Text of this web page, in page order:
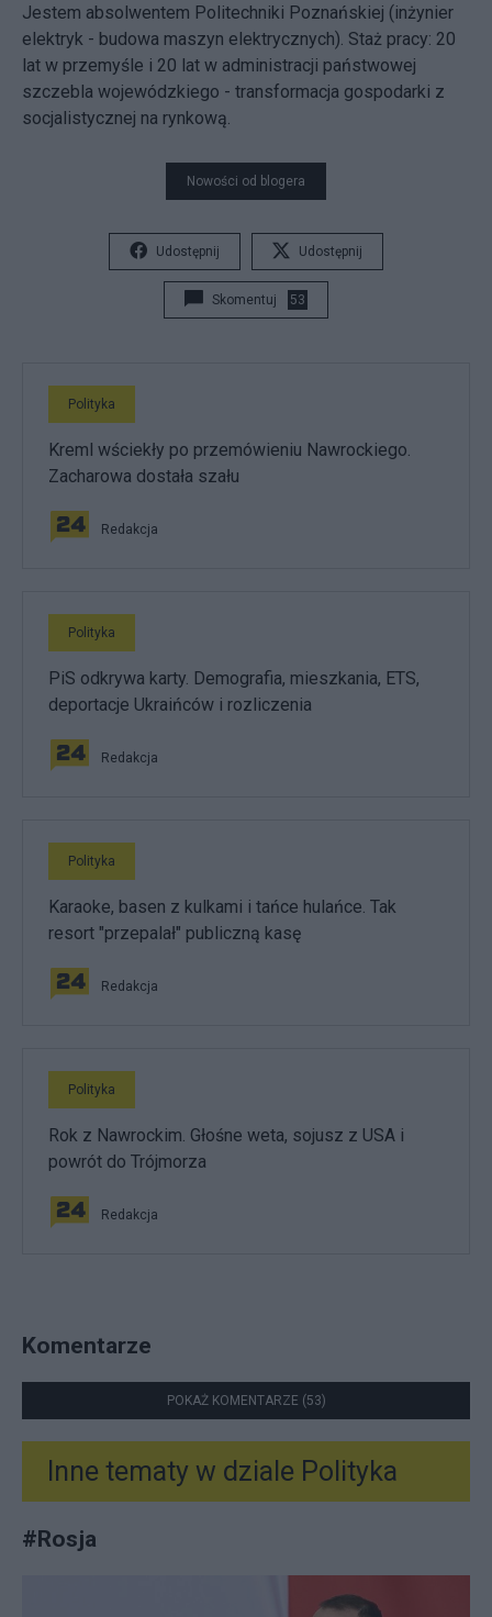
Jestem absolwentem Politechniki Poznańskiej (inżynier
elektryk - budowa maszyn elektrycznych). Staż pracy: 20
lat w przemyśle i 20 lat w administracji państwowej
szczebla wojewódzkiego - transformacja gospodarki z
socjalistycznej na rynkową.
Nowości od blogera
Udostępnij Udostępnij
Skomentuj 53
Polityka
Kreml wściekły po przemówieniu Nawrockiego.
Zacharowa dostała szału
Redakcja
Polityka
PiS odkrywa karty. Demografia, mieszkania, ETS,
deportacje Ukraińców i rozliczenia
Redakcja
Polityka
Karaoke, basen z kulkami i tańce hulańce. Tak
resort "przepalał" publiczną kasę
Redakcja
Polityka
Rok z Nawrockim. Głośne weta, sojusz z USA i
powrót do Trójmorza
Redakcja
Komentarze
POKAŻ KOMENTARZE (53)
Inne tematy w dziale Polityka
#Rosja